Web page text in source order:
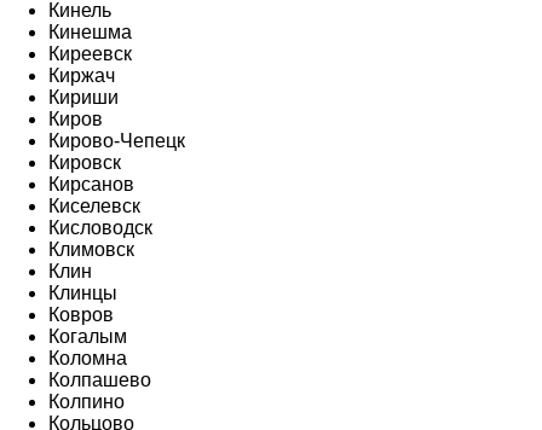
Кинель
Кинешма
Киреевск
Киржач
Кириши
Киров
Кирово-Чепецк
Кировск
Кирсанов
Киселевск
Кисловодск
Климовск
Клин
Клинцы
Ковров
Когалым
Коломна
Колпашево
Колпино
Кольцово